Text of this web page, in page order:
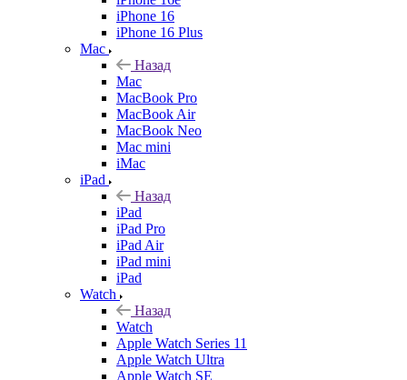
iPhone 16
iPhone 16 Plus
Mac
Назад
Mac
MacBook Pro
MacBook Air
MacBook Neo
Mac mini
iMac
iPad
Назад
iPad
iPad Pro
iPad Air
iPad mini
iPad
Watch
Назад
Watch
Apple Watch Series 11
Apple Watch Ultra
Apple Watch SE